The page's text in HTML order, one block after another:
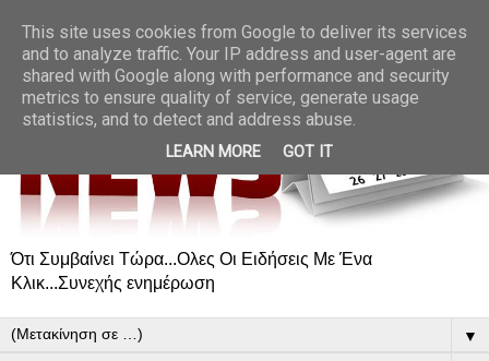
Ότι Συμβαίνει Τώρα...Ολες Οι Ειδήσεις Με Ένα
Κλικ...Συνεχής ενημέρωση
▼
This site uses cookies from Google to deliver its services
and to analyze traffic. Your IP address and user-agent are
shared with Google along with performance and security
metrics to ensure quality of service, generate usage
statistics, and to detect and address abuse.
LEARN MORE GOT IT